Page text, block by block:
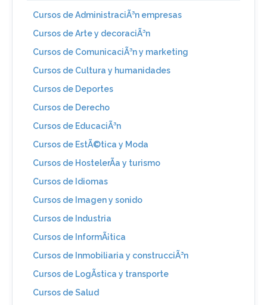
Cursos de AdministraciÃ³n empresas
Cursos de Arte y decoraciÃ³n
Cursos de ComunicaciÃ³n y marketing
Cursos de Cultura y humanidades
Cursos de Deportes
Cursos de Derecho
Cursos de EducaciÃ³n
Cursos de EstÃ©tica y Moda
Cursos de HostelerÃ­a y turismo
Cursos de Idiomas
Cursos de Imagen y sonido
Cursos de Industria
Cursos de InformÃ¡tica
Cursos de Inmobiliaria y construcciÃ³n
Cursos de LogÃ­stica y transporte
Cursos de Salud